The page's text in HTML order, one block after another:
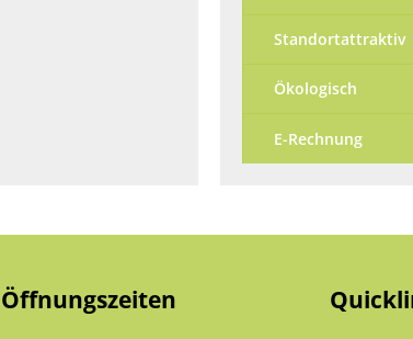
Standortattraktiv
Ökologisch
E-Rechnung
Öffnungszeiten